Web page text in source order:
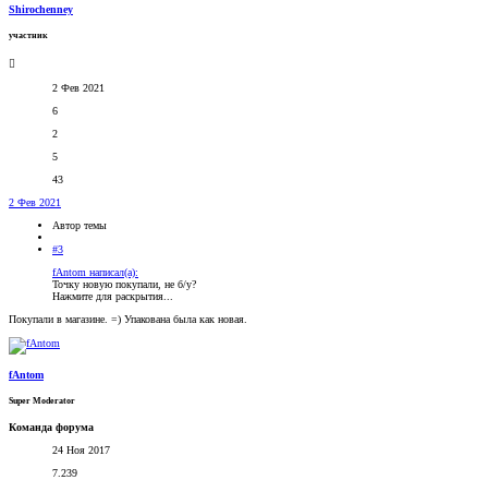
Shirochenney
участник
2 Фев 2021
6
2
5
43
2 Фев 2021
Автор темы
#3
fAntom написал(а):
Точку новую покупали, не б/у?
Нажмите для раскрытия...
Покупали в магазине. =) Упакована была как новая.
fAntom
Super Moderator
Команда форума
24 Ноя 2017
7.239